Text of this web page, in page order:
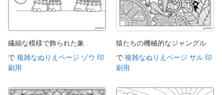
繊細な模様で飾られた象
で 複雑なぬりえページ ゾウ 印
刷用
猿たちの機械的なジャングル
で 複雑なぬりえページ サル 印
刷用